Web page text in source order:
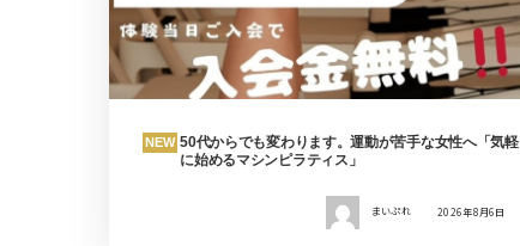
NEW 50代からでも変わります。運動が苦手な女性へ「気軽
に始めるマシンピラティス」
まいぷれ 2026年8月6日